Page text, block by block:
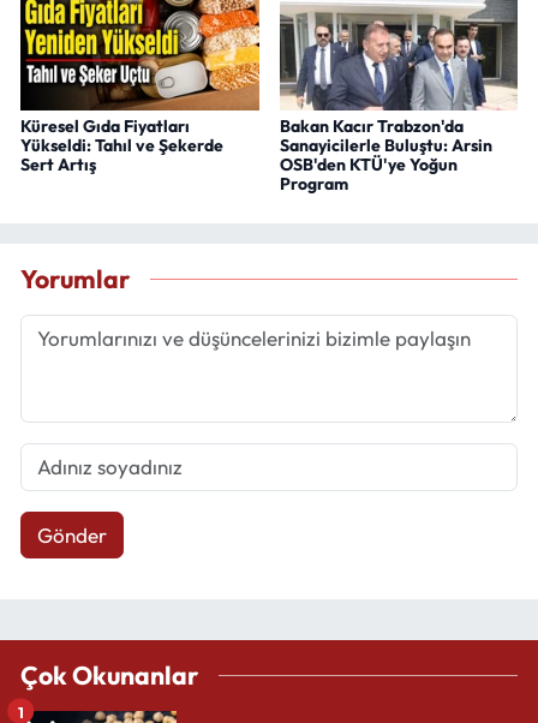
Küresel Gıda Fiyatları
Yükseldi: Tahıl ve Şekerde
Sert Artış
Bakan Kacır Trabzon'da
Sanayicilerle Buluştu: Arsin
OSB'den KTÜ'ye Yoğun
Program
Yorumlar
Gönder
Çok Okunanlar
1